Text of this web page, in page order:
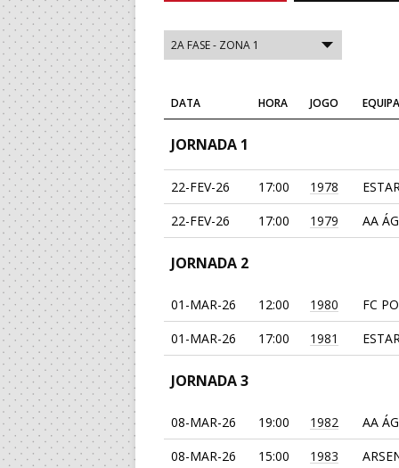
DATA HORA JOGO
JORNADA 1
22-FEV-26 17:00 1978
22-FEV-26
17:00 1979 AA
JORNADA 2
01-MAR-26 12:00 1980 FC
01-MAR-26
17:00 1981
JORNADA 3
08-MAR-26 19:00 1982 AA
08-MAR-26
15:00 1983